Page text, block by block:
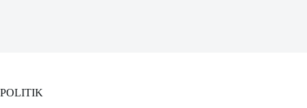
POLITIK